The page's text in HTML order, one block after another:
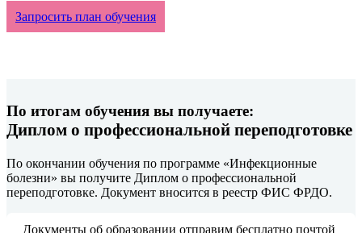
Запросить план обучения
По итогам обучения вы получаете:
Диплом о профессиональной переподготовке
По окончании обучения по программе «Инфекционные
болезни» вы получите Диплом о профессиональной
переподготовке. Документ вносится в реестр ФИС ФРДО.
Документы об образовании отправим бесплатно почтой